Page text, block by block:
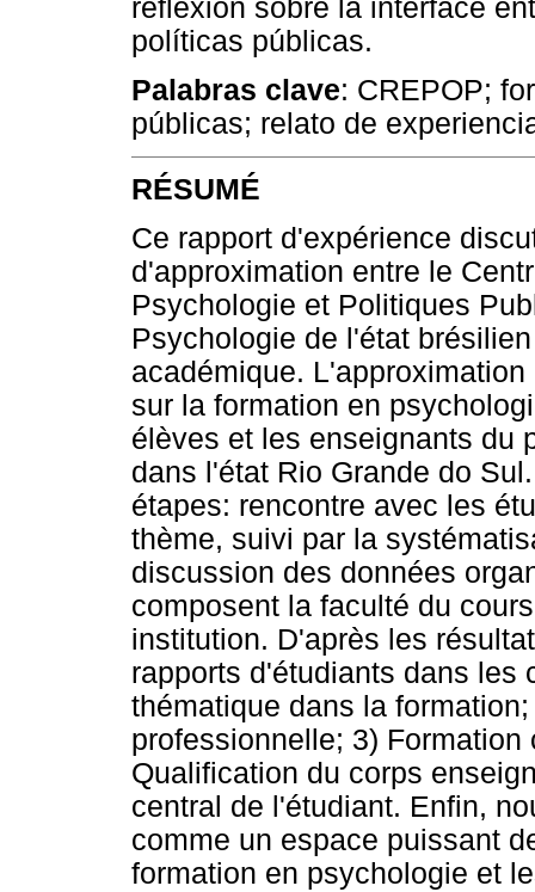
reflexión sobre la interface
políticas públicas.
Palabras clave: CREPOP;
públicas; relato de
RÉSUMÉ
Ce rapport d'expérience
d'approximation entre le
Psychologie et Politiques
Psychologie de l'état
académique.
sur la formation en
élèves et les enseignants du
dans l'état Rio Grande do
étapes: rencontre avec les
thème, suivi par la
discussion des données
composent la faculté du
institution. D'après les
rapports d'étudiants dans les
thématique dans la
professionnelle; 3)
Qualification du corps
central de l'étudiant. Enfin,
comme un espace puissant
formation en psychologie et